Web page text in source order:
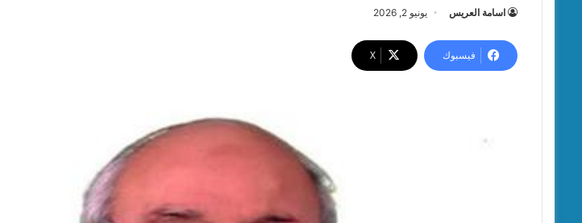
اسامة العريس يونيو 2, 2026
فيسبوك ‫X